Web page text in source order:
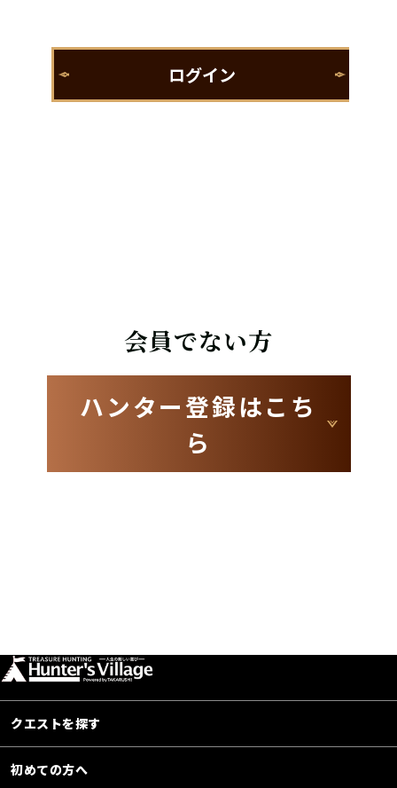
会員でない方
ハンター登録はこち
ら
クエストを探す
初めての方へ